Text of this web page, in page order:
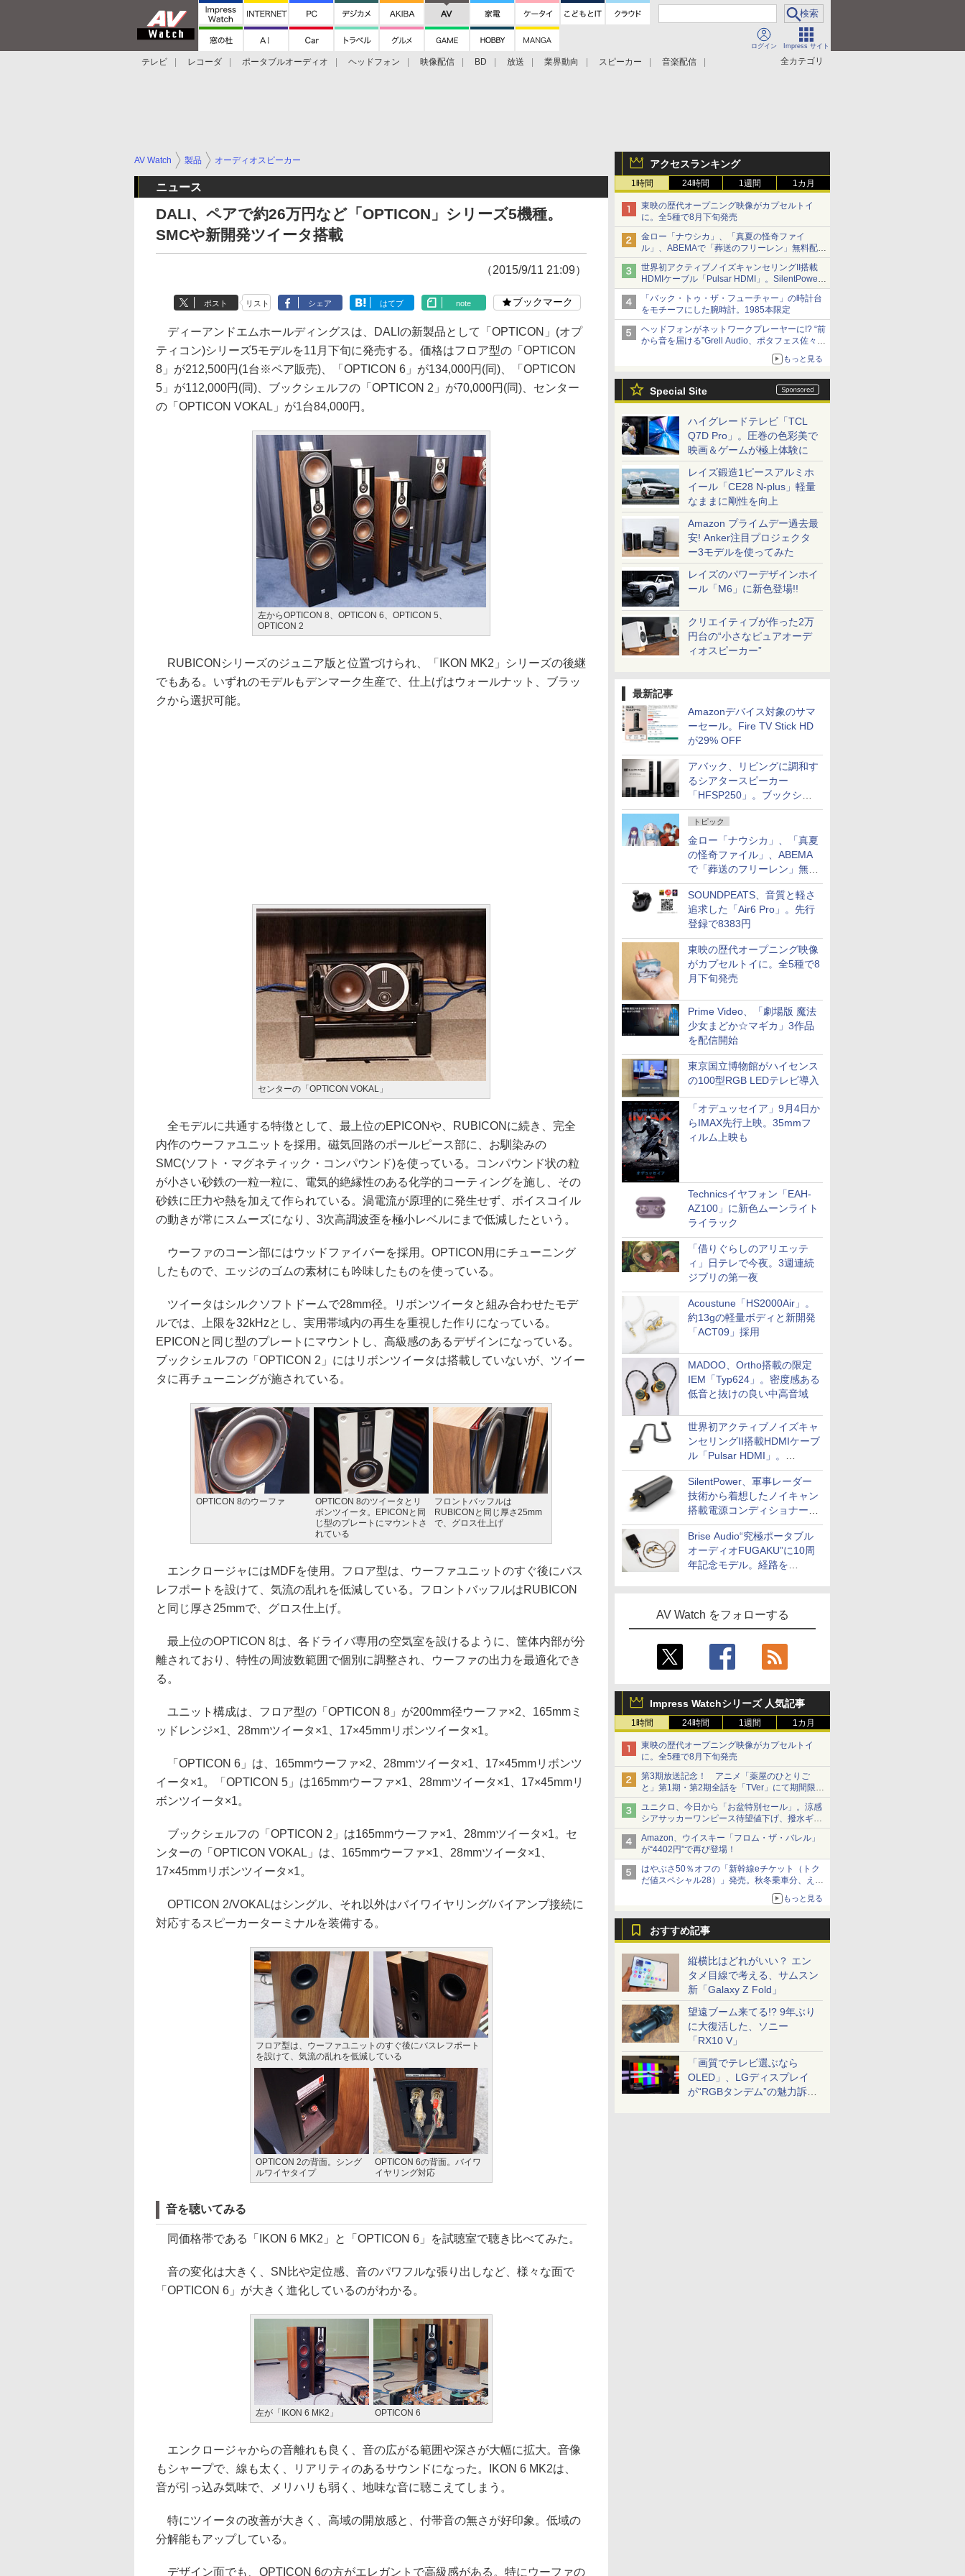
ログイン Impress サイト
全カテゴリ
テレビ レコーダ ポータブルオーディオ ヘッドフォン 映像配信 BD 放送 業界動向 スピーカー
音楽配信
アクセスランキング
1時間 24時間 1週間 1カ月
東映の歴代オープニング映像がカプセルトイ
に。全5種で8月下旬発売
金ロー「ナウシカ」、「真夏の怪奇ファイ
ル」、ABEMAで「葬送のフリーレン」無料配信
など。夏の特番・配信情報
世界初アクティブノイズキャンセリングII搭載
HDMIケーブル「Pulsar HDMI」。SilentPower
から
「バック・トゥ・ザ・フューチャー」の時計台
をモチーフにした腕時計。1985本限定
ヘッドフォンがネットワークプレーヤーに!? “前
から音を届ける”Grell Audio、ポタフェス佐々木
もっと見る
Special Site
ハイグレードテレビ「TCL
Q7D Pro」。圧巻の色彩美で
映画＆ゲームが極上体験に
レイズ鍛造1ピースアルミホ
イール「CE28 N-plus」軽量
なままに剛性を向上
Amazon プライムデー過去最
安! Anker注目プロジェクタ
ー3モデルを使ってみた
レイズのパワーデザインホイ
ール「M6」に新色登場!!
クリエイティブが作った2万
円台の“小さなピュアオーデ
ィオスピーカー”
最新記事
Amazonデバイス対象のサマ
ーセール。Fire TV Stick HD
が29% OFF
アバック、リビングに調和す
るシアタースピーカー
「HFSP250」。ブックシェ
ルフはペア3万円以下
トピック
金ロー「ナウシカ」、「真夏
の怪奇ファイル」、ABEMA
で「葬送のフリーレン」無料
配信など。夏の特番・配信情
報
SOUNDPEATS、音質と軽さ
追求した「Air6 Pro」。先行
登録で8383円
東映の歴代オープニング映像
がカプセルトイに。全5種で8
月下旬発売
Prime Video、「劇場版 魔法
少女まどか☆マギカ」3作品
を配信開始
東京国立博物館がハイセンス
の100型RGB LEDテレビ導入
「オデュッセイア」9月4日か
らIMAX先行上映。35mmフ
ィルム上映も
Technicsイヤフォン「EAH-
AZ100」に新色ムーンライト
ライラック
「借りぐらしのアリエッテ
ィ」日テレで今夜。3週連続
ジブリの第一夜
Acoustune「HS2000Air」。
約13gの軽量ボディと新開発
「ACT09」採用
MADOO、Ortho搭載の限定
IEM「Typ624」。密度感ある
低音と抜けの良い中高音域
世界初アクティブノイズキャ
ンセリングII搭載HDMIケーブ
ル「Pulsar HDMI」。
SilentPowerから
SilentPower、軍事レーダー
技術から着想したノイキャン
搭載電源コンディショナー
「AC iPurifier2」
Brise Audio“究極ポータブル
オーディオFUGAKU”に10周
年記念モデル。経路を
AV Watch をフォローする
Impress Watchシリーズ 人気記事
1時間 24時間 1週間 1カ月
東映の歴代オープニング映像がカプセルトイ
に。全5種で8月下旬発売
第3期放送記念！ アニメ「薬屋のひとりご
と」第1期・第2期全話を「TVer」にて期間限定
で順次無料配信開始
ユニクロ、今日から「お盆特別セール」。涼感
シアサッカーワンピース待望値下げ、撥水ギア
ショーツは1990円に
Amazon、ウイスキー「フロム・ザ・バレル」
が“4402円”で再び登場！
はやぶさ50％オフの「新幹線eチケット（トク
だ値スペシャル28）」発売。秋冬乗車分、えき
もっと見る
おすすめ記事
縦横比はどれがいい？ エン
タメ目線で考える、サムスン
新「Galaxy Z Fold」
望遠ブーム来てる!? 9年ぶり
に大復活した、ソニー
「RX10 V」
「画質でテレビ選ぶなら
OLED」、LGディスプレイ
が“RGBタンデム”の魅力訴
AV Watch 製品 オーディオスピーカー
ニュース
DALI、ペアで約26万円など「OPTICON」シリーズ5機種。
SMCや新開発ツイータ搭載
（2015/9/11 21:09）
ポスト リスト シェア はてブ note ブックマーク
ディーアンドエムホールディングスは、DALIの新製品として「OPTICON」(オプ
ティコン)シリーズ5モデルを11月下旬に発売する。価格はフロア型の「OPTICON
8」が212,500円(1台※ペア販売)、「OPTICON 6」が134,000円(同)、「OPTICON
5」が112,000円(同)、ブックシェルフの「OPTICON 2」が70,000円(同)、センター
の「OPTICON VOKAL」が1台84,000円。
左からOPTICON 8、OPTICON 6、OPTICON 5、
OPTICON 2
RUBICONシリーズのジュニア版と位置づけられ、「IKON MK2」シリーズの後継
でもある。いずれのモデルもデンマーク生産で、仕上げはウォールナット、ブラッ
クから選択可能。
センターの「OPTICON VOKAL」
全モデルに共通する特徴として、最上位のEPICONや、RUBICONに続き、完全
内作のウーファユニットを採用。磁気回路のポールピース部に、お馴染みの
SMC(ソフト・マグネティック・コンパウンド)を使っている。コンパウンド状の粒
が小さい砂鉄の一粒一粒に、電気的絶縁性のある化学的コーティングを施し、その
砂鉄に圧力や熱を加えて作られている。渦電流が原理的に発生せず、ボイスコイル
の動きが常にスムーズになり、3次高調波歪を極小レベルにまで低減したという。
ウーファのコーン部にはウッドファイバーを採用。OPTICON用にチューニング
したもので、エッジのゴムの素材にも吟味したものを使っている。
ツイータはシルクソフトドームで28mm径。リボンツイータと組み合わせたモデ
ルでは、上限を32kHzとし、実用帯域内の再生を重視した作りになっている。
EPICONと同じ型のプレートにマウントし、高級感のあるデザインになっている。
ブックシェルフの「OPTICON 2」にはリボンツイータは搭載していないが、ツイー
タに再チューニングが施されている。
OPTICON 8のウーファ
OPTICON 8のツイータとリ
ボンツイータ。EPICONと同
じ型のプレートにマウントさ
れている
フロントバッフルは
RUBICONと同じ厚さ25mm
で、グロス仕上げ
エンクロージャにはMDFを使用。フロア型は、ウーファユニットのすぐ後にバス
レフポートを設けて、気流の乱れを低減している。フロントバッフルはRUBICON
と同じ厚さ25mmで、グロス仕上げ。
最上位のOPTICON 8は、各ドライバ専用の空気室を設けるように、筐体内部が分
離されており、特性の周波数範囲で個別に調整され、ウーファの出力を最適化でき
る。
ユニット構成は、フロア型の「OPTICON 8」が200mm径ウーファ×2、165mmミ
ッドレンジ×1、28mmツイータ×1、17×45mmリボンツイータ×1。
「OPTICON 6」は、165mmウーファ×2、28mmツイータ×1、17×45mmリボンツ
イータ×1。「OPTICON 5」は165mmウーファ×1、28mmツイータ×1、17×45mmリ
ボンツイータ×1。
ブックシェルフの「OPTICON 2」は165mmウーファ×1、28mmツイータ×1。セ
ンターの「OPTICON VOKAL」は、165mmウーファ×1、28mmツイータ×1、
17×45mmリボンツイータ×1。
OPTICON 2/VOKALはシングル、それ以外はバイワイヤリング/バイアンプ接続に
対応するスピーカーターミナルを装備する。
フロア型は、ウーファユニットのすぐ後にバスレフポート
を設けて、気流の乱れを低減している
OPTICON 2の背面。シング
ルワイヤタイプ
OPTICON 6の背面。バイワ
イヤリング対応
音を聴いてみる
同価格帯である「IKON 6 MK2」と「OPTICON 6」を試聴室で聴き比べてみた。
音の変化は大きく、SN比や定位感、音のパワフルな張り出しなど、様々な面で
「OPTICON 6」が大きく進化しているのがわかる。
左が「IKON 6 MK2」 OPTICON 6
エンクロージャからの音離れも良く、音の広がる範囲や深さが大幅に拡大。音像
もシャープで、線も太く、リアリティのあるサウンドになった。IKON 6 MK2は、
音が引っ込み気味で、メリハリも弱く、地味な音に聴こえてしまう。
特にツイータの改善が大きく、高域の開放感と、付帯音の無さが好印象。低域の
分解能もアップしている。
デザイン面でも、OPTICON 6の方がエレガントで高級感がある。特にウーファの